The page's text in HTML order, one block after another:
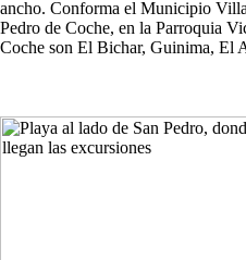
ancho. Conforma el Municipio
Pedro de Coche, en la Parroquia
Coche son El Bichar, Guinima, El